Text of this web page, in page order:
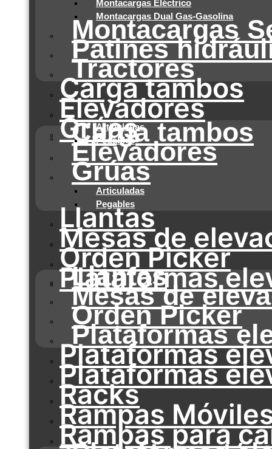
Montacargas Eléctrico
Montacargas Dual Gas-Gasolina
Montacargas
Patines
Tractores
Carga tambos
Elevadores
Grúas
Articuladas
Pegables
Carga tambos
Elevadores
Grúas
Articuladas
Pegables
Llantas
Mesas de
Orden Picker
Plataformas
Llantas
Mesas de
Orden Picker
Plataformas
Plataformas
Plataformas
Racks
Rampas
Rampas para